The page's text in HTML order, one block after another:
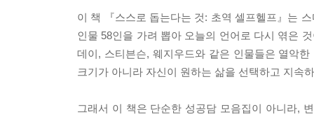
이 책 『스스로 돕는다는 것: 초역 셀프헬프』는
인물 58인을 가려 뽑아 오늘의 언어로 다시 엮은
데이, 스티븐슨, 웨지우드와 같은 인물들은 열악
크기가 아니라 자신이 원하는 삶을 선택하고 지속
그래서 이 책은 단순한 성공담 모음집이 아니라,